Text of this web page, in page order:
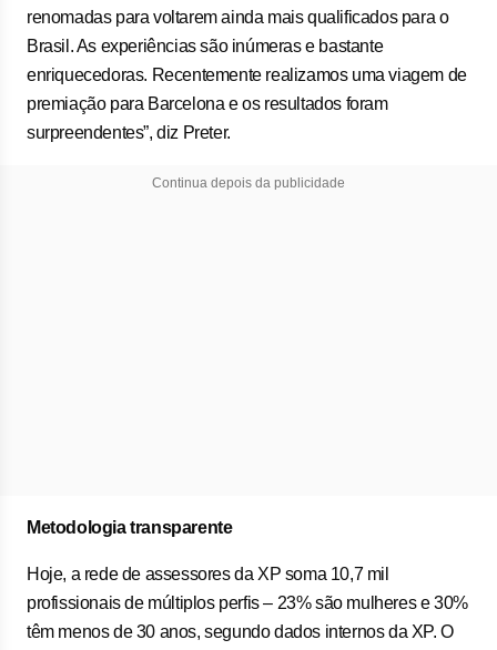
renomadas para voltarem ainda mais qualificados para o
Brasil. As experiências são inúmeras e bastante
enriquecedoras. Recentemente realizamos uma viagem de
premiação para Barcelona e os resultados foram
surpreendentes”, diz Preter.
Continua depois da publicidade
Metodologia transparente
Hoje, a rede de assessores da XP soma 10,7 mil
profissionais de múltiplos perfis – 23% são mulheres e 30%
têm menos de 30 anos, segundo dados internos da XP. O